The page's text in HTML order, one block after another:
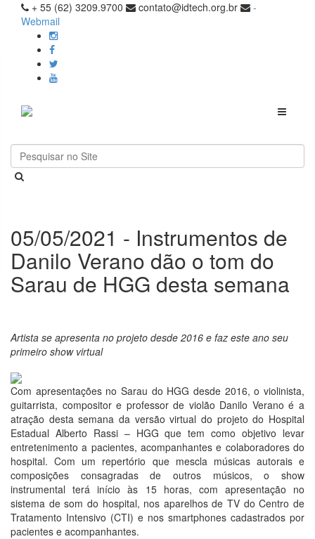
+ 55 (62) 3209.9700 contato@idtech.org.br
-
Webmail
Toggle
05/05/2021 - Instrumentos de
Danilo Verano dão o tom do
Sarau de HGG desta semana
Artista se apresenta no projeto desde 2016 e faz este ano seu
primeiro show virtual
Com apresentações no Sarau do HGG desde 2016, o violinista,
guitarrista, compositor e professor de violão Danilo Verano é a
atração desta semana da versão virtual do projeto do Hospital
Estadual Alberto Rassi – HGG que tem como objetivo levar
entretenimento a pacientes, acompanhantes e colaboradores do
hospital. Com um repertório que mescla músicas autorais e
composições consagradas de outros músicos, o show
instrumental terá início às 15 horas, com apresentação no
sistema de som do hospital, nos aparelhos de TV do Centro de
Tratamento Intensivo (CTI) e nos smartphones cadastrados por
pacientes e acompanhantes.